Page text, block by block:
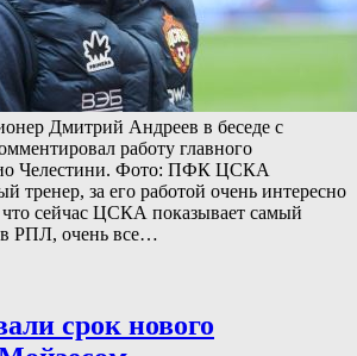
Дмитрий Андреев в беседе с
работу главного
Челестини. Фото: ПФК ЦСКА
тренер, за его работой очень интересно
сейчас ЦСКА показывает самый
РПЛ, очень все…
срок нового